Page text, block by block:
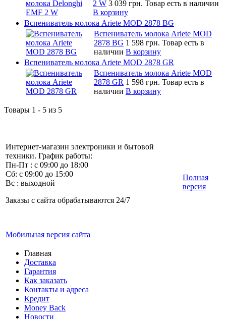
2 W 3 039 грн. Товар есть в наличии
В корзину
Вспениватель молока Ariete MOD 2878 BG
Вспениватель молока Ariete MOD
2878 BG 1 598 грн. Товар есть в
наличии В корзину
Вспениватель молока Ariete MOD 2878 GR
Вспениватель молока Ariete MOD
2878 GR 1 598 грн. Товар есть в
наличии В корзину
Товары 1 - 5 из 5
Интернет-магазин электроники и бытовой
техники. График работы:
Пн-Пт : с 09:00 до 18:00
Сб: с 09:00 до 15:00
Вс : выходной
Заказы с сайта обрабатываются 24/7
Мобильная версия сайта
Полная
версия
Главная
Доставка
Гарантия
Как заказать
Контакты и адреса
Кредит
Money Back
Новости